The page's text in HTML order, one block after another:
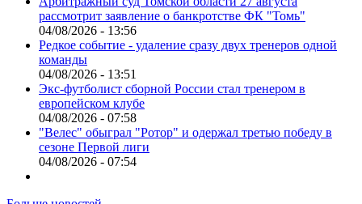
рассмотрит заявление о банкротстве ФК "Томь"
04/08/2026 - 13:56
Редкое событие - удаление сразу двух тренеров одной
команды
04/08/2026 - 13:51
Экс-футболист сборной России стал тренером в
европейском клубе
04/08/2026 - 07:58
"Велес" обыграл "Ротор" и одержал третью победу в
сезоне Первой лиги
04/08/2026 - 07:54